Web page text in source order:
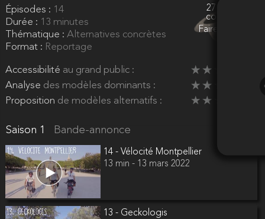
Épisodes : 14
Durée : 13 minutes
Thématique : Alternatives concrètes
Format : Reportage
Accessibilité au grand public :
Analyse des modèles dominants :
Proposition de modèles alternatifs :
27 euros
collectés
Faire un don
Saison 1 Bande-annonce
14 - Vélocité Montpellier
13 min - 13 mars 2022
13 - Geckologis